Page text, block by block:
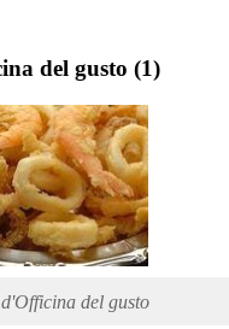
del gusto (1)
del gusto